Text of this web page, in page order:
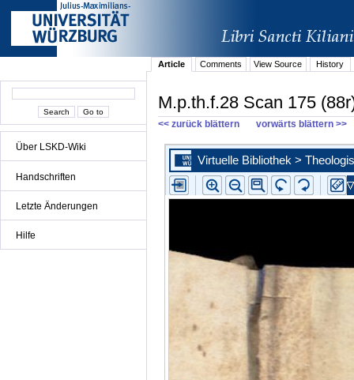
Über LSKD-Wiki
Handschriften
Letzte Änderungen
Hilfe
Article Comments View Source History
M.p.th.f.28 Scan 175
<< zurück blättern vorwärts blättern >>